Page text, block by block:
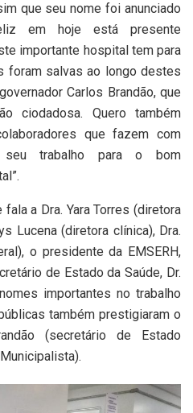
que seu nome foi anunciado
em hoje está presente
importante hospital tem para
foram salvas ao longo destes
Carlos Brandão, que
ciodadosa. Quero também
que fazem com
trabalho para o bom
a Dra. Yara Torres (diretora
Lucena (diretora clínica), Dra.
o presidente da EMSERH,
de Estado da Saúde, Dr.
importantes no trabalho
também prestigiaram o
(secretário de Estado